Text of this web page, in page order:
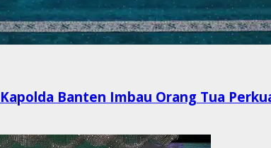
Banten Imbau Orang Tua